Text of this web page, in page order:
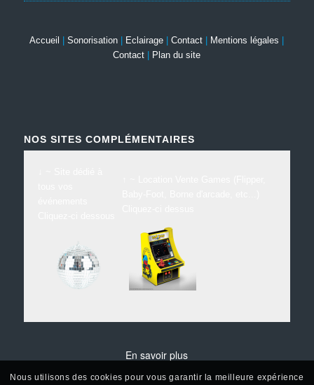
Accueil |Sonorisation Eclairage |Contact Mentions légales
Contact
Plan du site
NOS SITES COMPLÉMENTAIRES
En savoir plus
Nous utilisons des cookies pour vous garantir la meilleure expérience